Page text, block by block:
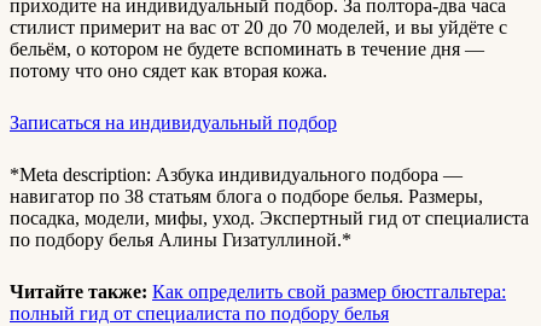
приходите на индивидуальный подбор. За полтора-два часа
стилист примерит на вас от 20 до 70 моделей, и вы уйдёте с
бельём, о котором не будете вспоминать в течение дня —
потому что оно сядет как вторая кожа.
Записаться на индивидуальный подбор
*Meta description: Азбука индивидуального подбора —
навигатор по 38 статьям блога о подборе белья. Размеры,
посадка, модели, мифы, уход. Экспертный гид от специалиста
по подбору белья Алины Гизатуллиной.*
Читайте также: Как определить свой размер бюстгальтера:
полный гид от специалиста по подбору белья